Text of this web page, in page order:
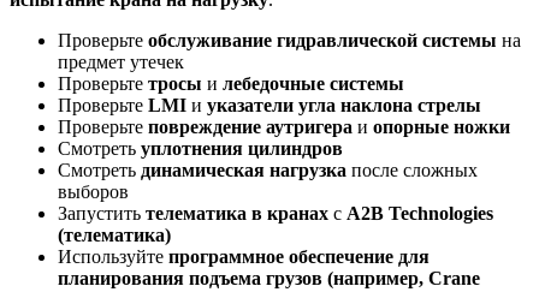
Проверьте обслуживание гидравлической системы на
предмет утечек
Проверьте тросы и лебедочные системы
Проверьте LMI и указатели угла наклона стрелы
Проверьте повреждение аутригера и опорные ножки
Смотреть уплотнения цилиндров
Смотреть динамическая нагрузка после сложных
выборов
Запустить телематика в кранах с A2B Technologies
(телематика)
Используйте программное обеспечение для
планирования подъема грузов (например, Crane